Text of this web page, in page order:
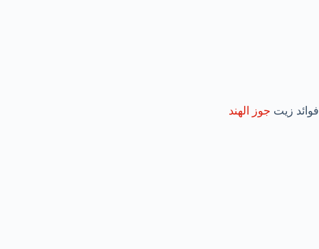
فوائد زيت جوز الهند